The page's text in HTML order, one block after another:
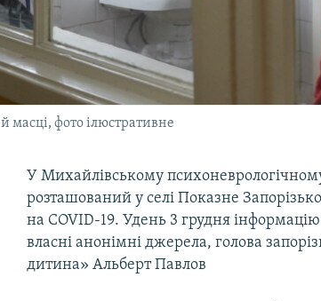
масці, фото ілюстративне
У Михайлівському
розташований у селі Показне
на COVID-19. Удень 3 грудня
власні анонімні джерела, голова
дитина» Альберт Павлов